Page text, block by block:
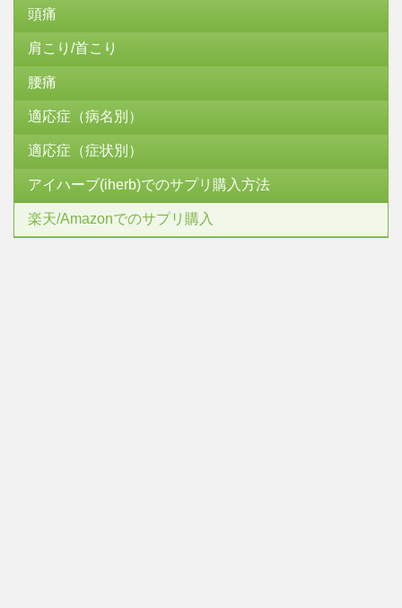
頭痛
肩こり/首こり
腰痛
適応症（病名別）
適応症（症状別）
アイハーブ(iherb)でのサプリ購入方法
楽天/Amazonでのサプリ購入